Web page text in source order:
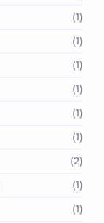
(1)
(1)
(1)
(1)
(1)
(1)
(2)
(1)
(1)